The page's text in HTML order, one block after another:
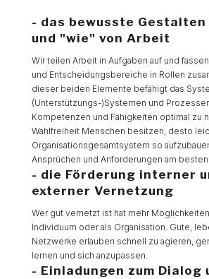
- das bewusste
und "wie" von Arbeit
Wir teilen Arbeit in Aufgaben auf und
und Entscheidungsbereiche in Rollen
dieser beiden Elemente befähigt das
(Unterstützungs-)Systemen und
Kompetenzen und Fähigkeiten optimal zu
Wahlfreiheit Menschen besitzen, desto
Organisationsgesamtsystem so
Ansprüchen und Anforderungen am
- die Förderung interner
externer Vernetzung
Wer gut vernetzt ist hat mehr
Individuum oder als Organisation. Gute,
Netzwerke erlauben schnell zu agieren,
lernen und sich anzupassen.
- Einladungen zum Dialog